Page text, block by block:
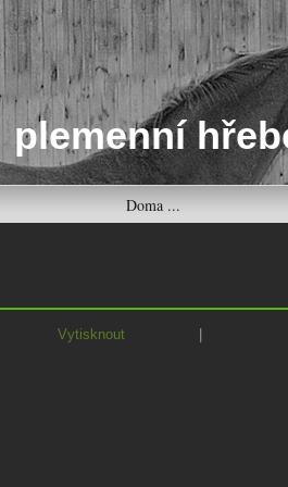
plemenní
Doma ...
Vytisknout